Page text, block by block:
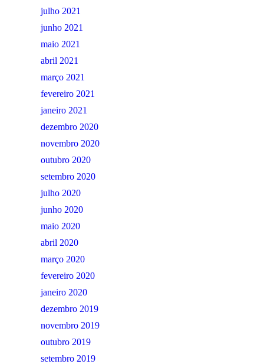
julho 2021
junho 2021
maio 2021
abril 2021
março 2021
fevereiro 2021
janeiro 2021
dezembro 2020
novembro 2020
outubro 2020
setembro 2020
julho 2020
junho 2020
maio 2020
abril 2020
março 2020
fevereiro 2020
janeiro 2020
dezembro 2019
novembro 2019
outubro 2019
setembro 2019